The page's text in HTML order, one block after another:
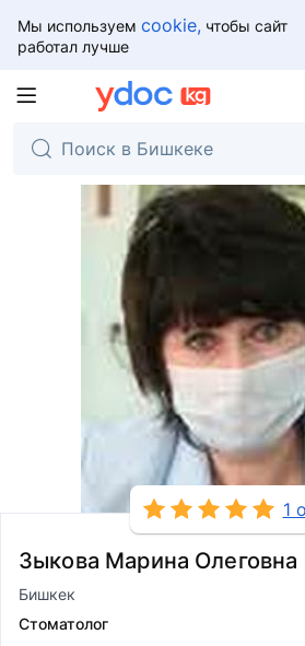
Мы используем cookie, чтобы сайт
работал лучше
1
Зыкова Марина Олеговна
Бишкек
Стоматолог